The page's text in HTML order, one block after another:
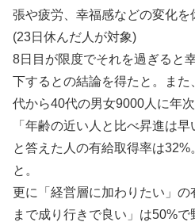
張や疲労、幸福感などの変化を
(23日休んだ人が対象)
8日目が限度でそれを過ぎると
下するとの結論を得たと。ま
代から40代の男女9000人に年
「年齢の近い人と比べ昇進は
と答えた人の有給取得率は
と。
更に「経営層に加わりたい」
まで成り行きで良い」は50%